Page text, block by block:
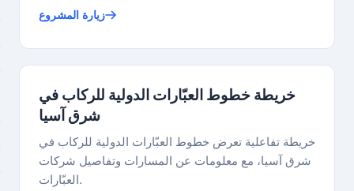
زيارة المشروع
خريطة خطوط العبّارات الدولية للركاب في
شرق آسيا
خريطة تفاعلية تعرض خطوط العبّارات الدولية للركاب في
شرق آسيا، مع معلومات عن المسارات وتفاصيل شركات
العبّارات.